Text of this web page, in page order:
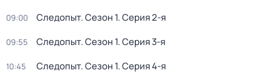
09:00 Следопыт. Сезон 1. Серия 2-я
09:55 Следопыт. Сезон 1. Серия 3-я
10:45 Следопыт. Сезон 1. Серия 4-я